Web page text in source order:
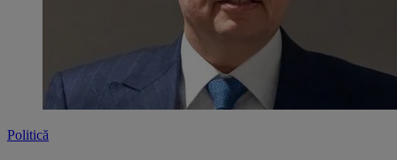
Politică